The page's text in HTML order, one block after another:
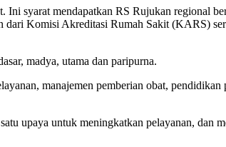
syarat mendapatkan RS Rujukan regional
Komisi Akreditasi Rumah Sakit (KARS)
madya, utama dan paripurna.
manajemen pemberian obat, pendidikan
upaya untuk meningkatkan pelayanan, dan